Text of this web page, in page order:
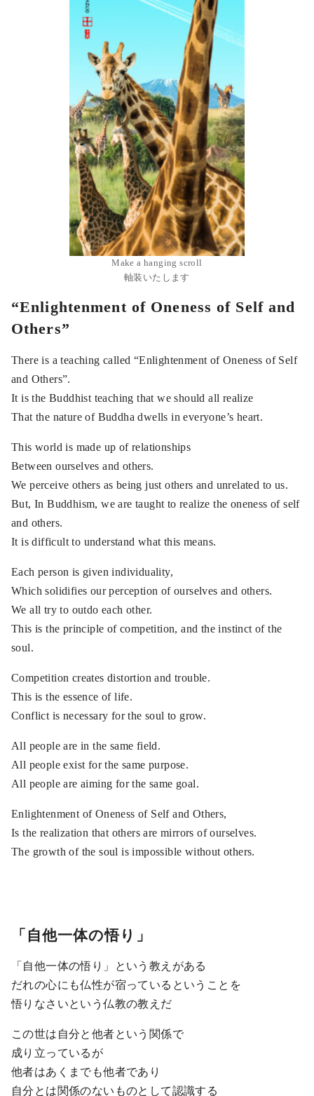
Make a hanging scroll
軸装いたします
“Enlightenment of Oneness of Self and
Others”
There is a teaching called “Enlightenment of Oneness of Self
and Others”.
It is the Buddhist teaching that we should all realize
That the nature of Buddha dwells in everyone’s heart.
This world is made up of relationships
Between ourselves and others.
We perceive others as being just others and unrelated to us.
But, In Buddhism, we are taught to realize the oneness of self
and others.
It is difficult to understand what this means.
Each person is given individuality,
Which solidifies our perception of ourselves and others.
We all try to outdo each other.
This is the principle of competition, and the instinct of the
soul.
Competition creates distortion and trouble.
This is the essence of life.
Conflict is necessary for the soul to grow.
All people are in the same field.
All people exist for the same purpose.
All people are aiming for the same goal.
Enlightenment of Oneness of Self and Others,
Is the realization that others are mirrors of ourselves.
The growth of the soul is impossible without others.
「自他一体の悟り」
「自他一体の悟り」という教えがある
だれの心にも仏性が宿っているということを
悟りなさいという仏教の教えだ
この世は自分と他者という関係で
成り立っているが
他者はあくまでも他者であり
自分とは関係のないものとして認識する